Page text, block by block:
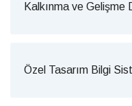
Kalkınma ve Gelişme
Özel Tasarım Bilgi